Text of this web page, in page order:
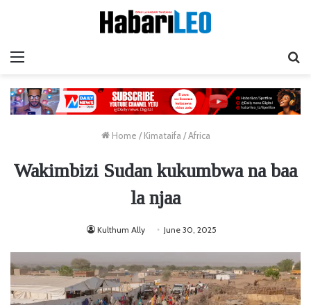
Home / Kimataifa / Africa
Wakimbizi Sudan kukumbwa na baa
la njaa
Kulthum Ally June 30, 2025